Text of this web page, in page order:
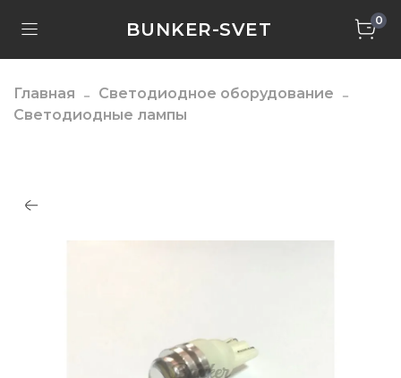
BUNKER-SVET 0
Главная
Светодиодное оборудование
Светодиодные лампы